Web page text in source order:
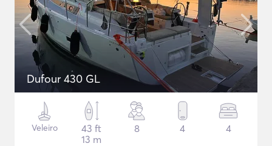
Dufour 430 GL
Veleiro
43 ft
13 m
8 4 4